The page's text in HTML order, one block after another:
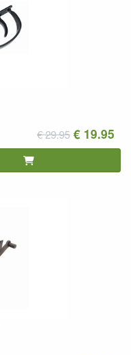
€ 29.95 € 19.95